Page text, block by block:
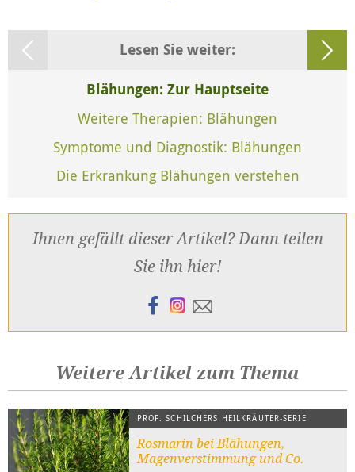
Lesen Sie weiter:
Blähungen: Zur Hauptseite
Weitere Therapien: Blähungen
Symptome und Diagnostik: Blähungen
Die Erkrankung Blähungen verstehen
Ihnen gefällt dieser Artikel? Dann teilen
Sie ihn hier!
Weitere Artikel zum Thema
PROF. SCHILCHERS HEILKRÄUTER-SERIE
Rosmarin bei Blähungen,
Magenverstimmung und Co.